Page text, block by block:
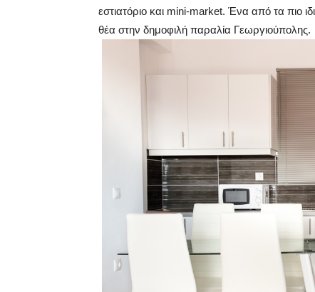
εστιατόριο και mini-market. Ένα από τα πιο
θέα στην δημοφιλή παραλία Γεωργιούπολης.